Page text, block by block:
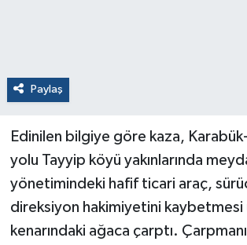
Paylaş
Edinilen bilgiye göre kaza,
yolu Tayyip köyü yakınlarında
yönetimindeki hafif ticari araç,
direksiyon hakimiyetini kaybetmesi
kenarındaki ağaca çarptı.